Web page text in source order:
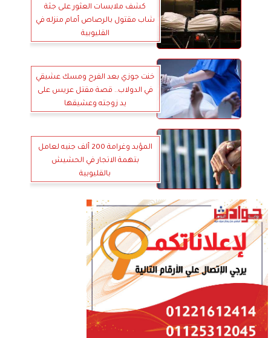
كشف ملابسات العثور على جثة
شاب مقتول بالرصاص أمام منزله في
القليوبية
خنت جوزي بعد الفرح ومسك عشيقي
في الدولاب.. قصة مقتل عريس على
يد زوجته وعشيقها
المؤبد وغرامة 200 ألف جنيه لعامل
بتهمة الاتجار في الحشيش
بالقليوبية